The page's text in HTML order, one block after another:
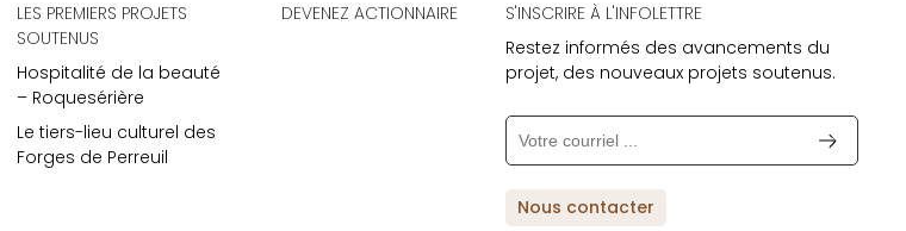
S'INSCRIRE À L'INFOLETTRE
Restez informés des avancements du
projet, des nouveaux projets soutenus.
Nous contacter
LES PREMIERS PROJETS
SOUTENUS
Hospitalité de la beauté
– Roquesérière
Le tiers-lieu culturel des
Forges de Perreuil
DEVENEZ ACTIONNAIRE